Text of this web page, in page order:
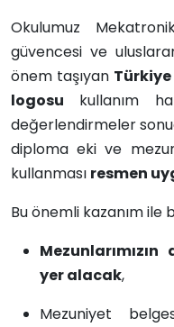
Okulumuz
güvencesi ve
önem taşıyan
logosu kullanım
değerlendirmeler
diploma eki ve
kullanması resmen
Bu önemli kazanım ile
yer alacak,
Mezuniyet